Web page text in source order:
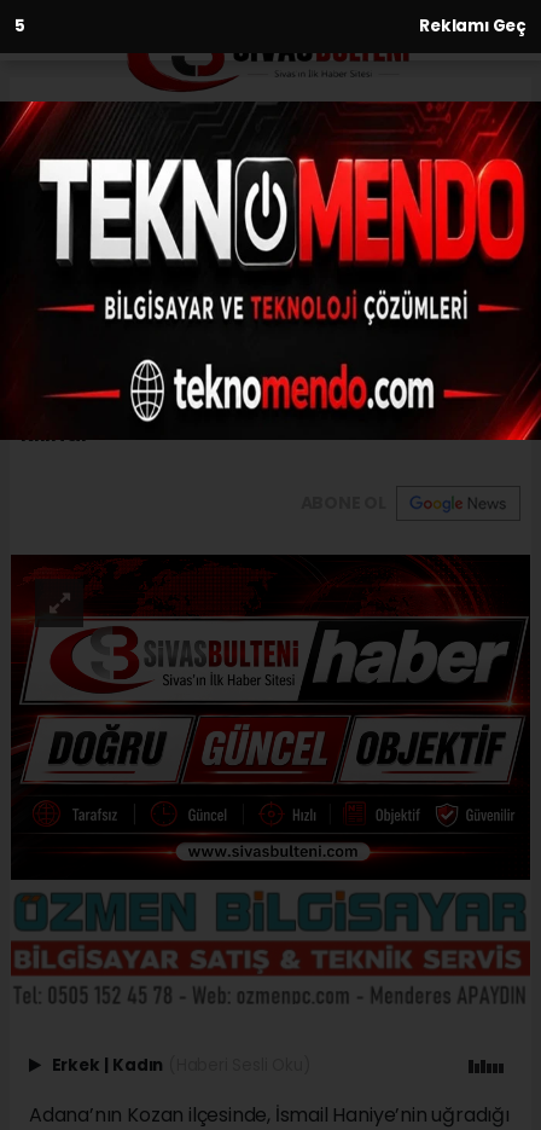
2 Reklamı Geç
Anasayfa
Haniye için Kozan’da gıyabi
cenaze namazı kılındı
GÜNDEM
- 17:56
Haniye için Kozan’da gıyabi cenaze namazı
kılındı
Erkek | Kadın
Adana’nın Kozan ilçesinde, İsmail Haniye’nin uğradığı